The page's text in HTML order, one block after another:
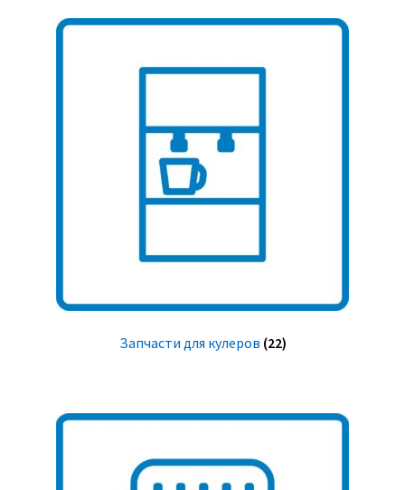
Запчасти для кулеров (22)